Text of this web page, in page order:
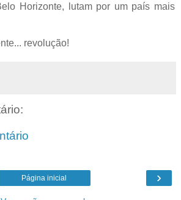
Horizonte, lutam por um país mais
revolução!
›
Página inicial